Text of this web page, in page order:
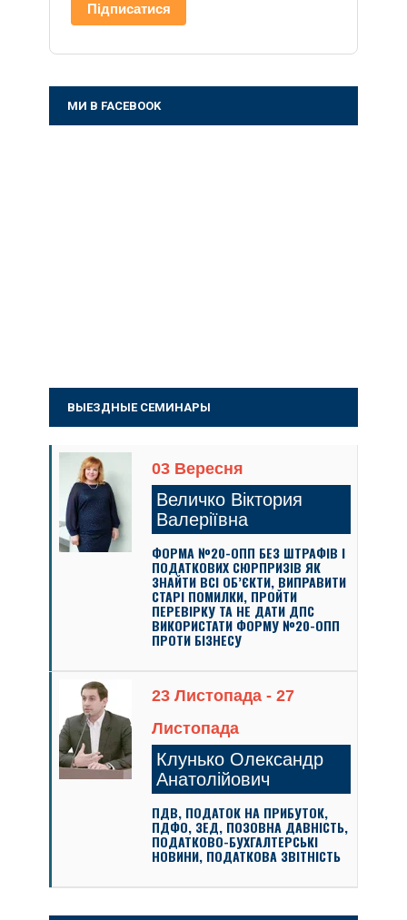
Підписатися
МИ В FACEBOOK
ВЫЕЗДНЫЕ СЕМИНАРЫ
03 Вересня
Величко Віктория
Валеріївна
ФОРМА №20-ОПП БЕЗ ШТРАФІВ І
ПОДАТКОВИХ СЮРПРИЗІВ ЯК
ЗНАЙТИ ВСІ ОБ’ЄКТИ, ВИПРАВИТИ
СТАРІ ПОМИЛКИ, ПРОЙТИ
ПЕРЕВІРКУ ТА НЕ ДАТИ ДПС
ВИКОРИСТАТИ ФОРМУ №20-ОПП
ПРОТИ БІЗНЕСУ
23 Листопада - 27
Листопада
Клунько Олександр
Анатолійович
ПДВ, ПОДАТОК НА ПРИБУТОК,
ПДФО, ЗЕД, ПОЗОВНА ДАВНІСТЬ,
ПОДАТКОВО-БУХГАЛТЕРСЬКІ
НОВИНИ, ПОДАТКОВА ЗВІТНІСТЬ